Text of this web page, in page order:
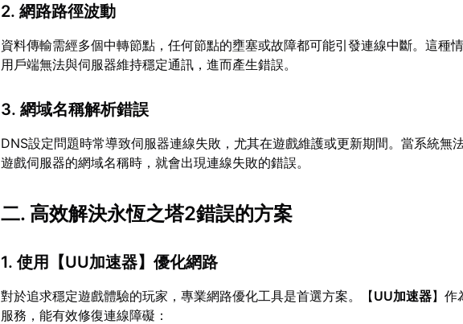
2. 網路路徑波動
資料傳輸需經多個中轉節點，任何節點的壅塞或故障都可能引發連線中斷。這種
用戶端無法與伺服器維持穩定通訊，進而產生錯誤。
3. 網域名稱解析錯誤
DNS設定問題時常導致伺服器連線失敗，尤其在遊戲維護或更新期間。當系統無
遊戲伺服器的網域名稱時，就會出現連線失敗的錯誤。
二. 高效解決永恆之塔2錯誤的方案
1. 使用【UU加速器】優化網路
對於追求穩定遊戲體驗的玩家，專業網路優化工具是首選方案。【UU加速器】作
服務，能有效修復連線障礙：